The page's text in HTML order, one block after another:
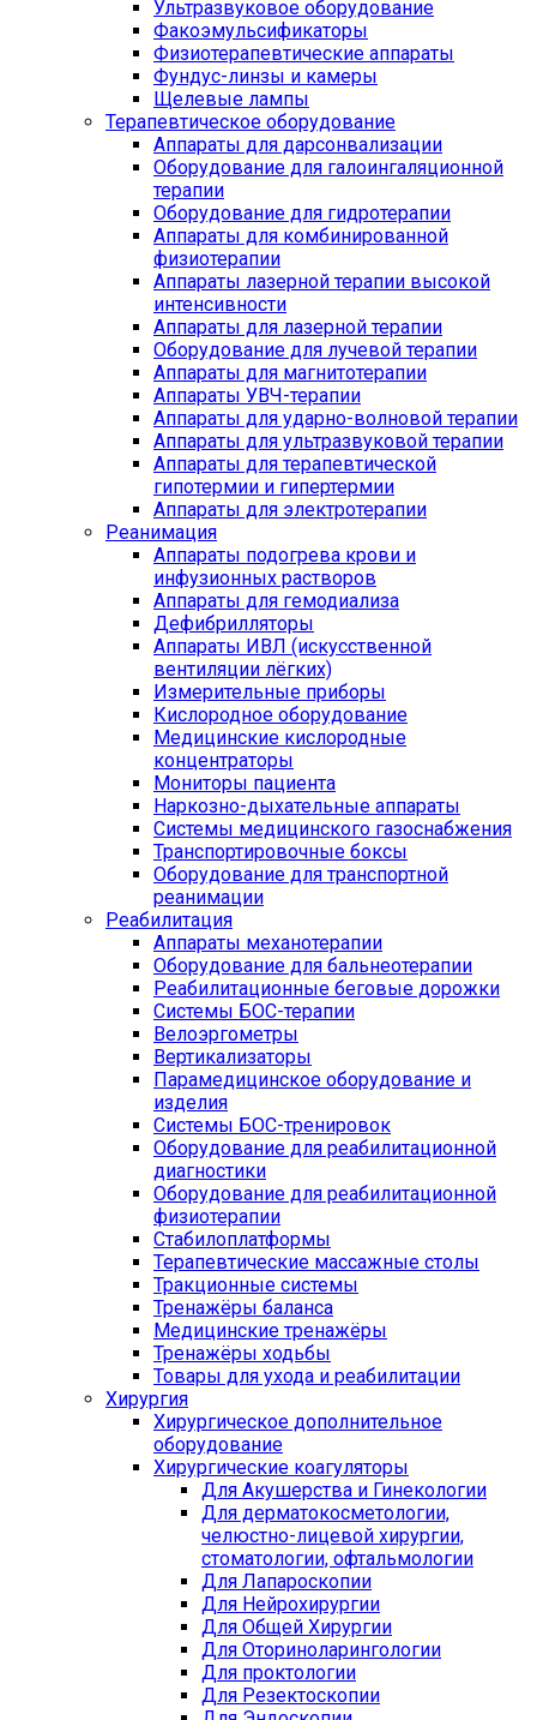
Ультразвуковое оборудование
Факоэмульсификаторы
Физиотерапевтические аппараты
Фундус-линзы и камеры
Щелевые лампы
Терапевтическое оборудование
Аппараты для дарсонвализации
Оборудование для галоингаляционной
терапии
Оборудование для гидротерапии
Аппараты для комбинированной
физиотерапии
Аппараты лазерной терапии высокой
интенсивности
Аппараты для лазерной терапии
Оборудование для лучевой терапии
Аппараты для магнитотерапии
Аппараты УВЧ-терапии
Аппараты для ударно-волновой терапии
Аппараты для ультразвуковой терапии
Аппараты для терапевтической
гипотермии и гипертермии
Аппараты для электротерапии
Реанимация
Аппараты подогрева крови и
инфузионных растворов
Аппараты для гемодиализа
Дефибрилляторы
Аппараты ИВЛ (искусственной
вентиляции лёгких)
Измерительные приборы
Кислородное оборудование
Медицинские кислородные
концентраторы
Мониторы пациента
Наркозно-дыхательные аппараты
Системы медицинского газоснабжения
Транспортировочные боксы
Оборудование для транспортной
реанимации
Реабилитация
Аппараты механотерапии
Оборудование для бальнеотерапии
Реабилитационные беговые дорожки
Системы БОС-терапии
Велоэргометры
Вертикализаторы
Парамедицинское оборудование и
изделия
Системы БОС-тренировок
Оборудование для реабилитационной
диагностики
Оборудование для реабилитационной
физиотерапии
Стабилоплатформы
Терапевтические массажные столы
Тракционные системы
Тренажёры баланса
Медицинские тренажёры
Тренажёры ходьбы
Товары для ухода и реабилитации
Хирургия
Хирургическое дополнительное
оборудование
Хирургические коагуляторы
Для Акушерства и Гинекологии
Для дерматокосметологии,
челюстно-лицевой хирургии,
стоматологии, офтальмологии
Для Лапароскопии
Для Нейрохирургии
Для Общей Хирургии
Для Оториноларингологии
Для проктологии
Для Резектоскопии